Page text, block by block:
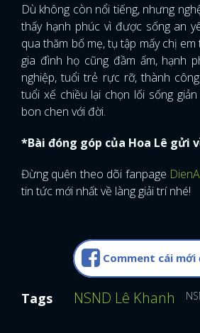
Dù không còn nổi tiếng, nhưng
thấy hạnh phúc vì được sống an
qua thăm bố mẹ, tụ tập mấy chị
gia đình họ cũng đầm ấm, hạnh
nghiệp, tuổi trẻ rực rỡ, thành
tuổi xế chiều lại chọn lối sống
bon chen với đời.
*Bài đóng góp của Hoa Lê gửi
Đừng quên theo dõi fanpage
tin tức mới nhất về làng giải trí nhé!
Comment cái mới
Tags NSND Lê Khanh